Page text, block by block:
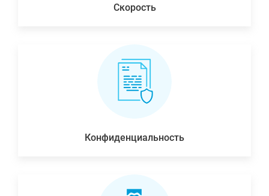
Скорость
Конфиденциальность